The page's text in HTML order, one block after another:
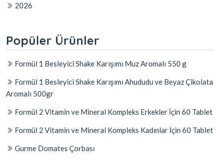
2026
Popüler Ürünler
Formül 1 Besleyici Shake Karışımı Muz Aromalı 550 g
Formül 1 Besleyici Shake Karışımı Ahududu ve Beyaz Çikolata
Aromalı 500gr
Formül 2 Vitamin ve Mineral Kompleks Erkekler İçin 60 Tablet
Formül 2 Vitamin ve Mineral Kompleks Kadınlar İçin 60 Tablet
Gurme Domates Çorbası